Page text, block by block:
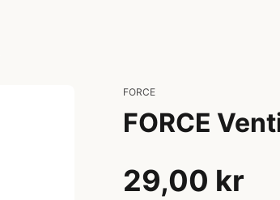
FORCE
FORCE
29,00 kr